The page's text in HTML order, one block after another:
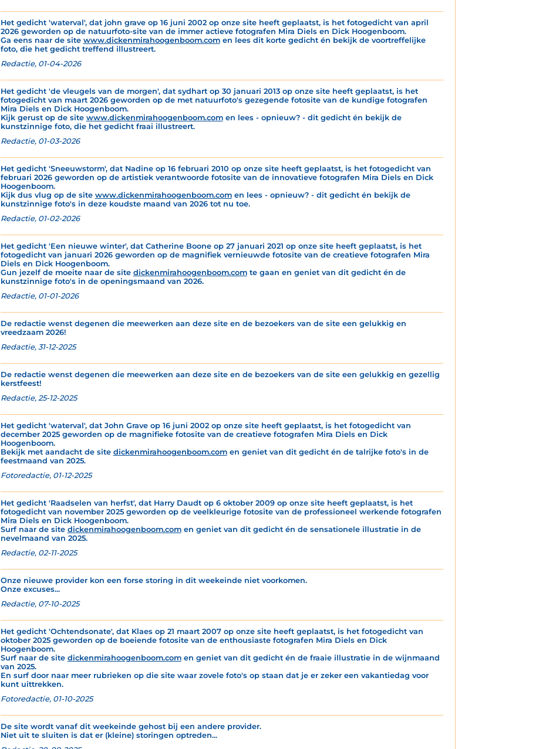
Het gedicht 'waterval', dat john grave op 16 juni 2002 op onze site heeft geplaatst, is het fotogedicht van april
2026 geworden op de natuurfoto-site van de immer actieve fotografen Mira Diels en Dick Hoogenboom.
Ga eens naar de site www.dickenmirahoogenboom.comen lees dit korte gedicht én bekijk de voortreffelijke
foto, die het gedicht treffend illustreert.
Redactie, 01-04-2026
Het gedicht 'de vleugels van de morgen', dat sydhart op 30 januari 2013 op onze site heeft geplaatst, is het
fotogedicht van maart 2026 geworden op de met natuurfoto's gezegende fotosite van de kundige fotografen
Mira Diels en Dick Hoogenboom.
Kijk gerust op de site www.dickenmirahoogenboom.comen lees - opnieuw? - dit gedicht én bekijk de
kunstzinnige foto, die het gedicht fraai illustreert.
Redactie, 01-03-2026
Het gedicht 'Sneeuwstorm', dat Nadine op 16 februari 2010 op onze site heeft geplaatst, is het fotogedicht van
februari 2026 geworden op de artistiek verantwoorde fotosite van de innovatieve fotografen Mira Diels en Dick
Hoogenboom.
Kijk dus vlug op de site www.dickenmirahoogenboom.comen lees - opnieuw? - dit gedicht én bekijk de
kunstzinnige foto's in deze koudste maand van 2026 tot nu toe.
Redactie, 01-02-2026
Het gedicht 'Een nieuwe winter', dat Catherine Boone op 27 januari 2021 op onze site heeft geplaatst, is het
fotogedicht van januari 2026 geworden op de magnifiek vernieuwde fotosite van de creatieve fotografen Mira
Diels en Dick Hoogenboom.
Gun jezelf de moeite naar de site dickenmirahoogenboom.comte gaan en geniet van dit gedicht én de
kunstzinnige foto's in de openingsmaand van 2026.
Redactie, 01-01-2026
De redactie wenst degenen die meewerken aan deze site en de bezoekers van de site een gelukkig en
vreedzaam 2026!
Redactie, 31-12-2025
De redactie wenst degenen die meewerken aan deze site en de bezoekers van de site een gelukkig en gezellig
kerstfeest!
Redactie, 25-12-2025
Het gedicht 'waterval', dat John Grave op 16 juni 2002 op onze site heeft geplaatst, is het fotogedicht van
december 2025 geworden op de magnifieke fotosite van de creatieve fotografen Mira Diels en Dick
Hoogenboom.
Bekijk met aandacht de site dickenmirahoogenboom.comen geniet van dit gedicht én de talrijke foto's in de
feestmaand van 2025.
Fotoredactie, 01-12-2025
Het gedicht 'Raadselen van herfst', dat Harry Daudt op 6 oktober 2009 op onze site heeft geplaatst, is het
fotogedicht van november 2025 geworden op de veelkleurige fotosite van de professioneel werkende fotografen
Mira Diels en Dick Hoogenboom.
Surf naar de site dickenmirahoogenboom.comen geniet van dit gedicht én de sensationele illustratie in de
nevelmaand van 2025.
Redactie, 02-11-2025
Onze nieuwe provider kon een forse storing in dit weekeinde niet voorkomen.
Onze excuses...
Redactie, 07-10-2025
Het gedicht 'Ochtendsonate', dat Klaes op 21 maart 2007 op onze site heeft geplaatst, is het fotogedicht van
oktober 2025 geworden op de boeiende fotosite van de enthousiaste fotografen Mira Diels en Dick
Hoogenboom.
Surf naar de site dickenmirahoogenboom.comen geniet van dit gedicht én de fraaie illustratie in de wijnmaand
van 2025.
En surf door naar meer rubrieken op die site waar zovele foto's op staan dat je er zeker een vakantiedag voor
kunt uittrekken.
Fotoredactie, 01-10-2025
De site wordt vanaf dit weekeinde gehost bij een andere provider.
Niet uit te sluiten is dat er (kleine) storingen optreden...